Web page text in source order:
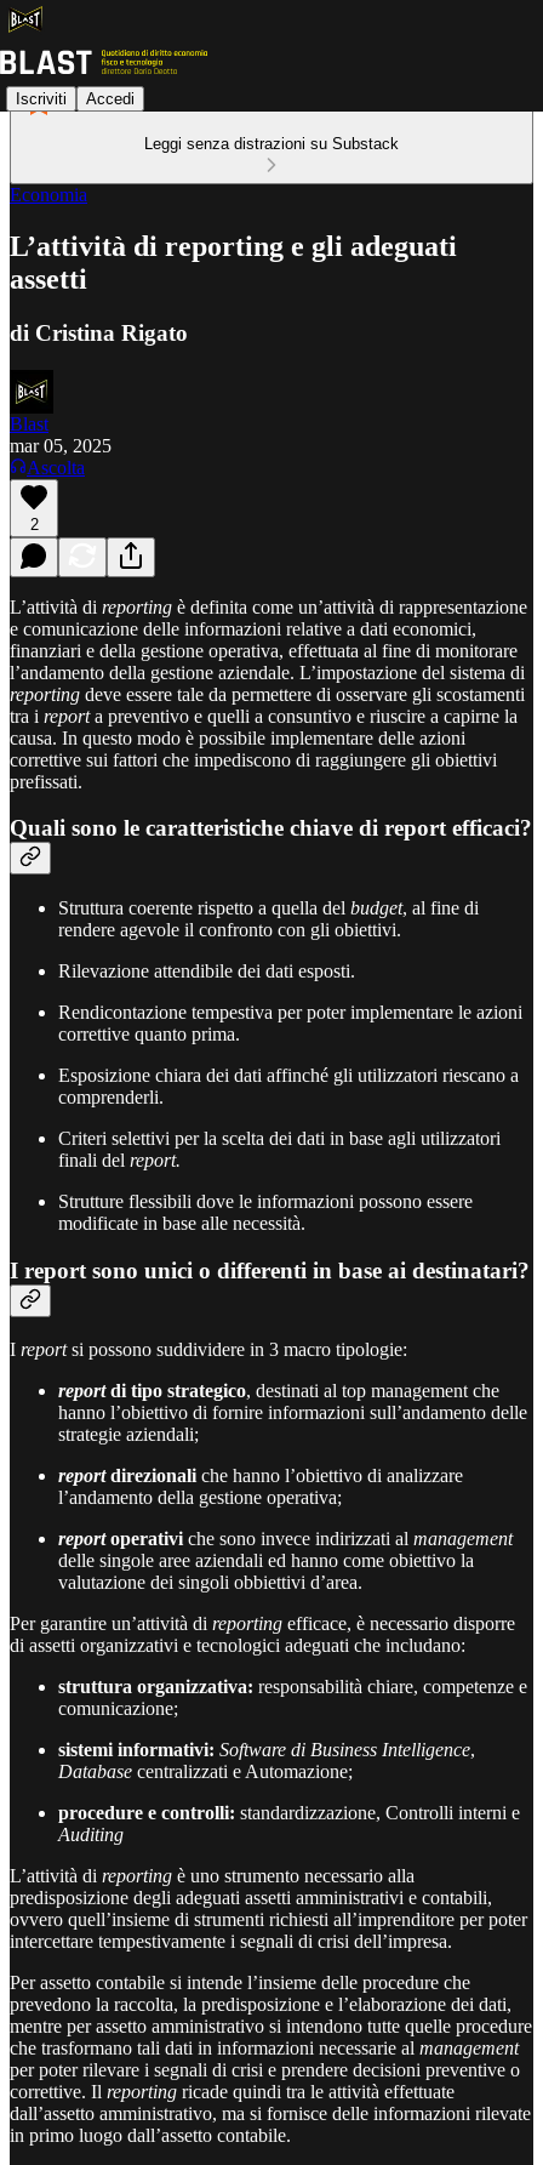
Iscriviti Accedi
Leggi senza distrazioni su Substack
Economia
L’attività di reporting e gli adeguati
assetti
di Cristina Rigato
Blast
mar 05, 2025
Ascolta
2
L’attività di reporting è definita come un’attività di rappresentazione
e comunicazione delle informazioni relative a dati economici,
finanziari e della gestione operativa, effettuata al fine di monitorare
l’andamento della gestione aziendale. L’impostazione del sistema di
reporting deve essere tale da permettere di osservare gli scostamenti
tra i reporta preventivo e quelli a consuntivo e riuscire a capirne la
causa. In questo modo è possibile implementare delle azioni
correttive sui fattori che impediscono di raggiungere gli obiettivi
prefissati.
Quali sono le caratteristiche chiave di report efficaci?
Struttura coerente rispetto a quella del budget, al fine di
rendere agevole il confronto con gli obiettivi.
Rilevazione attendibile dei dati esposti.
Rendicontazione tempestiva per poter implementare le azioni
correttive quanto prima.
Esposizione chiara dei dati affinché gli utilizzatori riescano a
comprenderli.
Criteri selettivi per la scelta dei dati in base agli utilizzatori
finali del report.
Strutture flessibili dove le informazioni possono essere
modificate in base alle necessità.
I report sono unici o differenti in base ai destinatari?
I reportsi possono suddividere in 3 macro tipologie:
reportdi tipo strategico, destinati al top management che
hanno l’obiettivo di fornire informazioni sull’andamento delle
strategie aziendali;
reportdirezionaliche hanno l’obiettivo di analizzare
l’andamento della gestione operativa;
reportoperativiche sono invece indirizzati al management
delle singole aree aziendali ed hanno come obiettivo la
valutazione dei singoli obbiettivi d’area.
Per garantire un’attività di reporting efficace, è necessario disporre
di assetti organizzativi e tecnologici adeguati che includano:
struttura organizzativa: responsabilità chiare, competenze e
comunicazione;
sistemi informativi: Software di Business Intelligence,
Database centralizzati e Automazione;
procedure e controlli: standardizzazione, Controlli interni e
Auditing
L’attività di reporting è uno strumento necessario alla
predisposizione degli adeguati assetti amministrativi e contabili,
ovvero quell’insieme di strumenti richiesti all’imprenditore per poter
intercettare tempestivamente i segnali di crisi dell’impresa.
Per assetto contabile si intende l’insieme delle procedure che
prevedono la raccolta, la predisposizione e l’elaborazione dei dati,
mentre per assetto amministrativo si intendono tutte quelle procedure
che trasformano tali dati in informazioni necessarie al management
per poter rilevare i segnali di crisi e prendere decisioni preventive o
correttive. Il reporting ricade quindi tra le attività effettuate
dall’assetto amministrativo, ma si fornisce delle informazioni rilevate
in primo luogo dall’assetto contabile.